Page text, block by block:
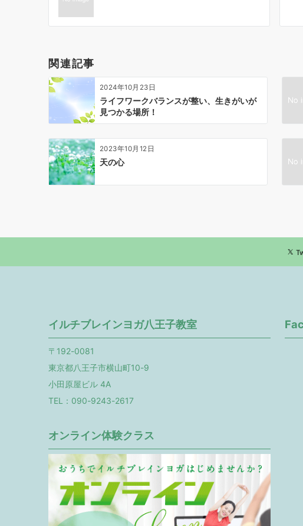
ビ
シ
ョ
ン
関連記事
2024年10月23日
ライフワークバランスが整い、生きがいが
見つかる場所！
2023年10月12日
天の心
イルチブレインヨガ八王子教室
〒192-0081
東京都八王子市横山町10-9
小田原屋ビル 4A
TEL：090-9243-2617
オンライン体験クラス